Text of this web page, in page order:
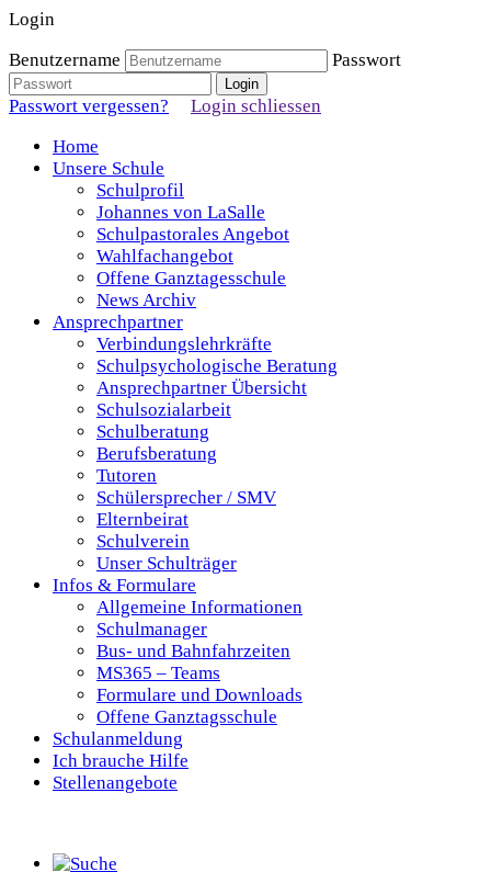
Login
Benutzername
Passwort
Passwort vergessen?
Login schliessen
Home
Unsere Schule
Schulprofil
Johannes von LaSalle
Schulpastorales Angebot
Wahlfachangebot
Offene Ganztagesschule
News Archiv
Ansprechpartner
Verbindungslehrkräfte
Schulpsychologische Beratung
Ansprechpartner Übersicht
Schulsozialarbeit
Schulberatung
Berufsberatung
Tutoren
Schülersprecher / SMV
Elternbeirat
Schulverein
Unser Schulträger
Infos & Formulare
Allgemeine Informationen
Schulmanager
Bus- und Bahnfahrzeiten
MS365 – Teams
Formulare und Downloads
Offene Ganztagsschule
Schulanmeldung
Ich brauche Hilfe
Stellenangebote